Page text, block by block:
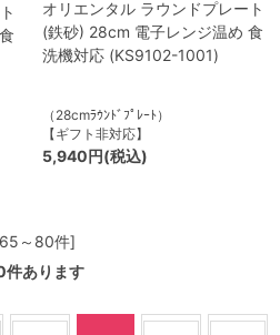
オリエンタル ラウンドプレート
(鉄砂) 28cm 電子レンジ温め 食
洗機対応 (KS9102-1001)
（28cmﾗｳﾝﾄﾞﾌﾟﾚｰﾄ）
【ギフト非対応】
5,940円(税込)
～80件]
件あります